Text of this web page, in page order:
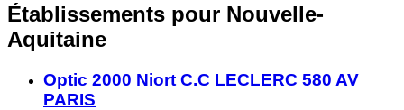
Établissements pour Nouvelle-
Aquitaine
Optic 2000 Niort C.C LECLERC 580 AV
PARIS